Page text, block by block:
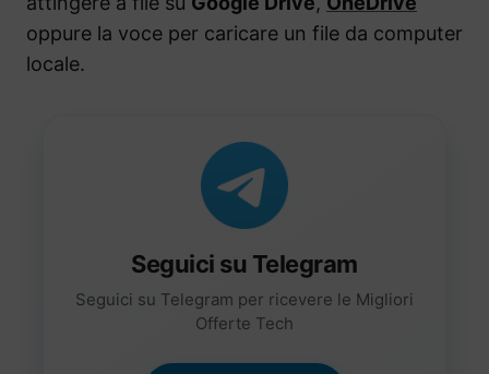
oppure la voce per caricare un file da computer
locale.
Seguici su Telegram
Seguici su Telegram per ricevere le Migliori
Offerte Tech